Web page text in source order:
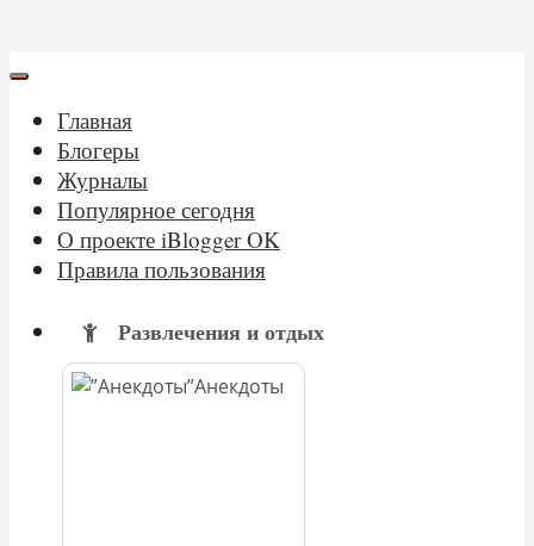
Главная
Блогеры
Журналы
Популярное сегодня
О проекте iBlogger OK
Правила пользования
Развлечения и отдых
Анекдоты